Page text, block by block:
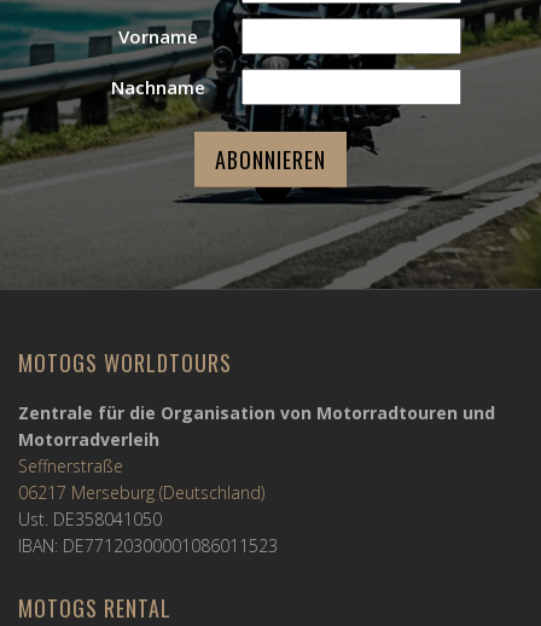
Vorname
Nachname
MOTOGS WORLDTOURS
Zentrale für die Organisation von Motorradtouren und
Motorradverleih
Seffnerstraße
06217 Merseburg (Deutschland)
Ust. DE358041050
IBAN: DE77120300001086011523
MOTOGS RENTAL